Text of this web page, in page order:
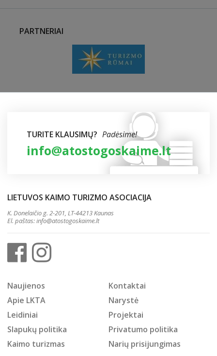
PARTNERIAI
TURITE KLAUSIMŲ? Padėsime!
info@atostogoskaime.lt
LIETUVOS KAIMO TURIZMO ASOCIACIJA
K. Donelaičio g. 2-201, LT-44213 Kaunas
El. paštas:info@atostogoskaime.lt
Naujienos
Kontaktai
Apie LKTA
Narystė
Leidiniai
Projektai
Slapukų politika
Privatumo politika
Kaimo turizmas
Narių prisijungimas